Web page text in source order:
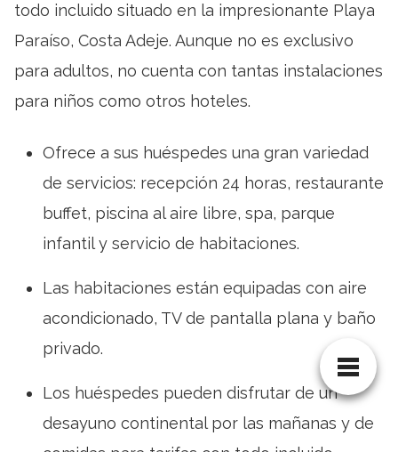
todo incluido situado en la impresionante Playa
Paraíso, Costa Adeje. Aunque no es exclusivo
para adultos, no cuenta con tantas instalaciones
para niños como otros hoteles.
Ofrece a sus huéspedes una gran variedad
de servicios: recepción 24 horas, restaurante
buffet, piscina al aire libre, spa, parque
infantil y servicio de habitaciones.
Las habitaciones están equipadas con aire
acondicionado, TV de pantalla plana y baño
privado.
Los huéspedes pueden disfrutar de un
desayuno continental por las mañanas y de